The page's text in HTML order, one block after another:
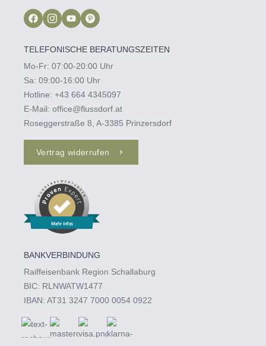
TELEFONISCHE BERATUNGSZEITEN
Mo-Fr: 07:00-20:00 Uhr
Sa: 09:00-16:00 Uhr
Hotline: +43 664 4345097‬
E-Mail: office@flussdorf.at
Roseggerstraße 8, A-3385 Prinzersdorf
Vertrag widerrufen
Mehr Infos
BANKVERBINDUNG
Raiffeisenbank Region Schallaburg
BIC: RLNWATW1477
IBAN: AT31 3247 7000 0054 0922